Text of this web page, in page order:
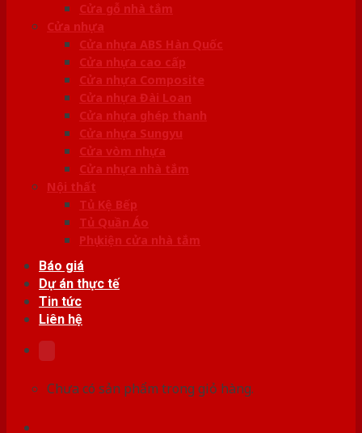
Cửa gỗ nhà tắm
Cửa nhựa
Cửa nhựa ABS Hàn Quốc
Cửa nhựa cao cấp
Cửa nhựa Composite
Cửa nhựa Đài Loan
Cửa nhựa ghép thanh
Cửa nhựa Sungyu
Cửa vòm nhựa
Cửa nhựa nhà tắm
Nội thất
Tủ Kệ Bếp
Tủ Quần Áo
Phụ kiện cửa nhà tắm
Báo giá
Dự án thực tế
Tin tức
Liên hệ
Chưa có sản phẩm trong giỏ hàng.